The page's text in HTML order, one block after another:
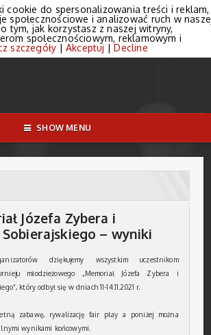
SHOW MENU
Józefa Zybera i
Sobierajskiego – wyniki
dziękujemy wszystkim uczestnikom
młodzieżowego „Memoriał Józefa Zybera i
który odbył się w dniach 11-14.11.2021 r.
zabawę, rywalizację fair play a poniżej można
wynikami końcowymi.
cookie do spersonalizowania treści i reklam,
społecznościowe i analizować ruch w
tym, jak korzystasz z naszej witryny,
społecznościowym, reklamowym i
szczegóły | Akceptuj |Decline